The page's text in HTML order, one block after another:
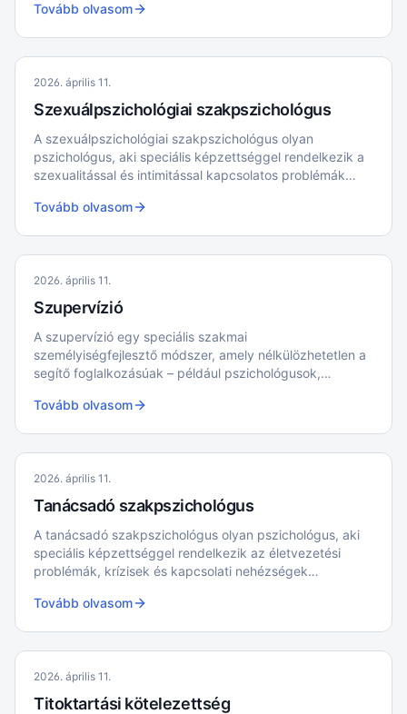
Tovább olvasom
2026. április 11.
Szexuálpszichológiai szakpszichológus
A szexuálpszichológiai szakpszichológus olyan
pszichológus, aki speciális képzettséggel rendelkezik a
szexualitással és intimitással kapcsolatos problémák
Tovább olvasom
2026. április 11.
Szupervízió
A szupervízió egy speciális szakmai
személyiségfejlesztő módszer, amely nélkülözhetetlen a
segítő foglalkozásúak – például pszichológusok,
hivatásgondozásában, mentálhigiénéjük megőrzésében
Tovább olvasom
2026. április 11.
Tanácsadó szakpszichológus
A tanácsadó szakpszichológus olyan pszichológus, aki
speciális képzettséggel rendelkezik az életvezetési
problémák, krízisek és kapcsolati nehézségek
Tovább olvasom
2026. április 11.
Titoktartási kötelezettség